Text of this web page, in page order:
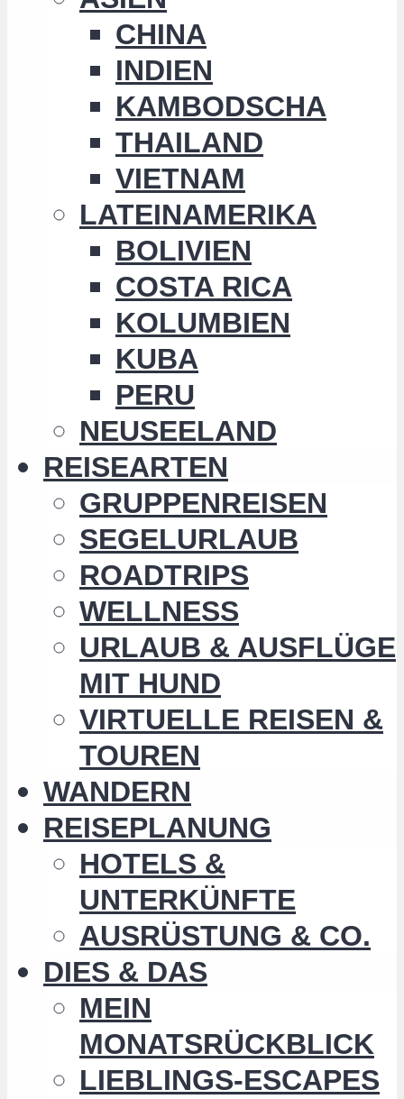
CHINA
INDIEN
KAMBODSCHA
THAILAND
VIETNAM
LATEINAMERIKA
BOLIVIEN
COSTA RICA
KOLUMBIEN
KUBA
PERU
NEUSEELAND
REISEARTEN
GRUPPENREISEN
SEGELURLAUB
ROADTRIPS
WELLNESS
URLAUB & AUSFLÜGE
MIT HUND
VIRTUELLE REISEN &
TOUREN
WANDERN
REISEPLANUNG
HOTELS &
UNTERKÜNFTE
AUSRÜSTUNG & CO.
DIES & DAS
MEIN
MONATSRÜCKBLICK
LIEBLINGS-ESCAPES